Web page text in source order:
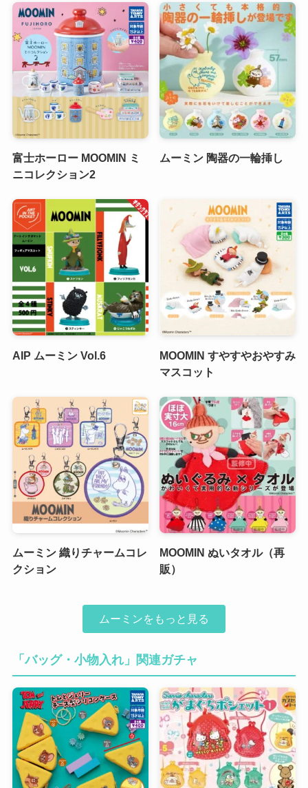
富士ホーロー MOOMIN ミ
ニコレクション2
ムーミン 陶器の一輪挿し
AIP ムーミン Vol.6
MOOMIN すやすやおやすみ
マスコット
ムーミン 織りチャームコレ
クション
MOOMIN ぬいタオル（再
販）
ムーミンをもっと見る
「バッグ・小物入れ」関連ガチャ